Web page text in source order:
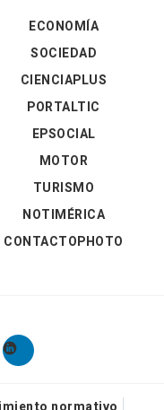
ECONOMÍA
SOCIEDAD
CIENCIAPLUS
PORTALTIC
EPSOCIAL
MOTOR
TURISMO
NOTIMÉRICA
CONTACTOPHOTO